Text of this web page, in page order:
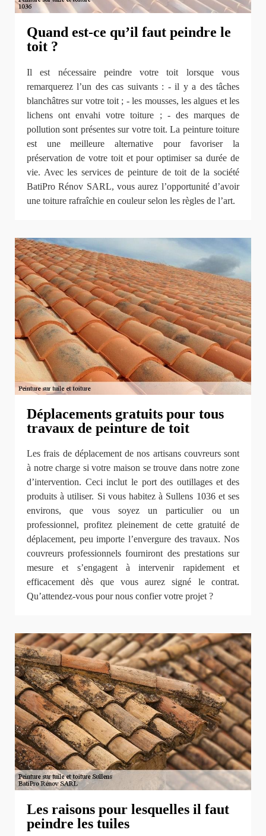
Quand est-ce qu’il faut peindre le
toit ?
Il est nécessaire peindre votre toit lorsque vous
remarquerez l’un des cas suivants : - il y a des tâches
blanchâtres sur votre toit ; - les mousses, les algues et les
lichens ont envahi votre toiture ; - des marques de
pollution sont présentes sur votre toit. La peinture toiture
est une meilleure alternative pour favoriser la
préservation de votre toit et pour optimiser sa durée de
vie. Avec les services de peinture de toit de la société
BatiPro Rénov SARL, vous aurez l’opportunité d’avoir
une toiture rafraîchie en couleur selon les règles de l’art.
Déplacements gratuits pour tous
travaux de peinture de toit
Les frais de déplacement de nos artisans couvreurs sont
à notre charge si votre maison se trouve dans notre zone
d’intervention. Ceci inclut le port des outillages et des
produits à utiliser. Si vous habitez à Sullens 1036 et ses
environs, que vous soyez un particulier ou un
professionnel, profitez pleinement de cette gratuité de
déplacement, peu importe l’envergure des travaux. Nos
couvreurs professionnels fourniront des prestations sur
mesure et s’engagent à intervenir rapidement et
efficacement dès que vous aurez signé le contrat.
Qu’attendez-vous pour nous confier votre projet ?
Les raisons pour lesquelles il faut
peindre les tuiles